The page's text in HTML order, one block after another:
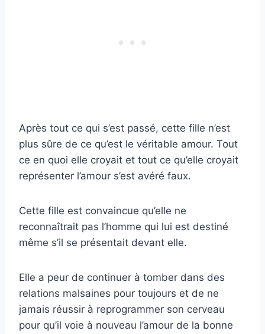
Après tout ce qui s’est passé, cette fille n’est
plus sûre de ce qu’est le véritable amour. Tout
ce en quoi elle croyait et tout ce qu’elle croyait
représenter l’amour s’est avéré faux.
Cette fille est convaincue qu’elle ne
reconnaîtrait pas l’homme qui lui est destiné
même s’il se présentait devant elle.
Elle a peur de continuer à tomber dans des
relations malsaines pour toujours et de ne
jamais réussir à reprogrammer son cerveau
pour qu’il voie à nouveau l’amour de la bonne